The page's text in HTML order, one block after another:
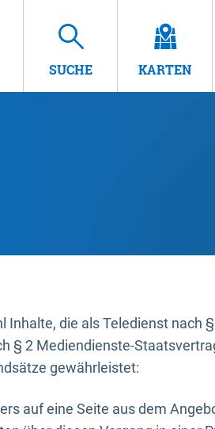
SUCHE KARTEN
Inhalte, die als Teledienst nach
§ 2 Mediendienste-
gewährleistet:
auf eine Seite aus dem